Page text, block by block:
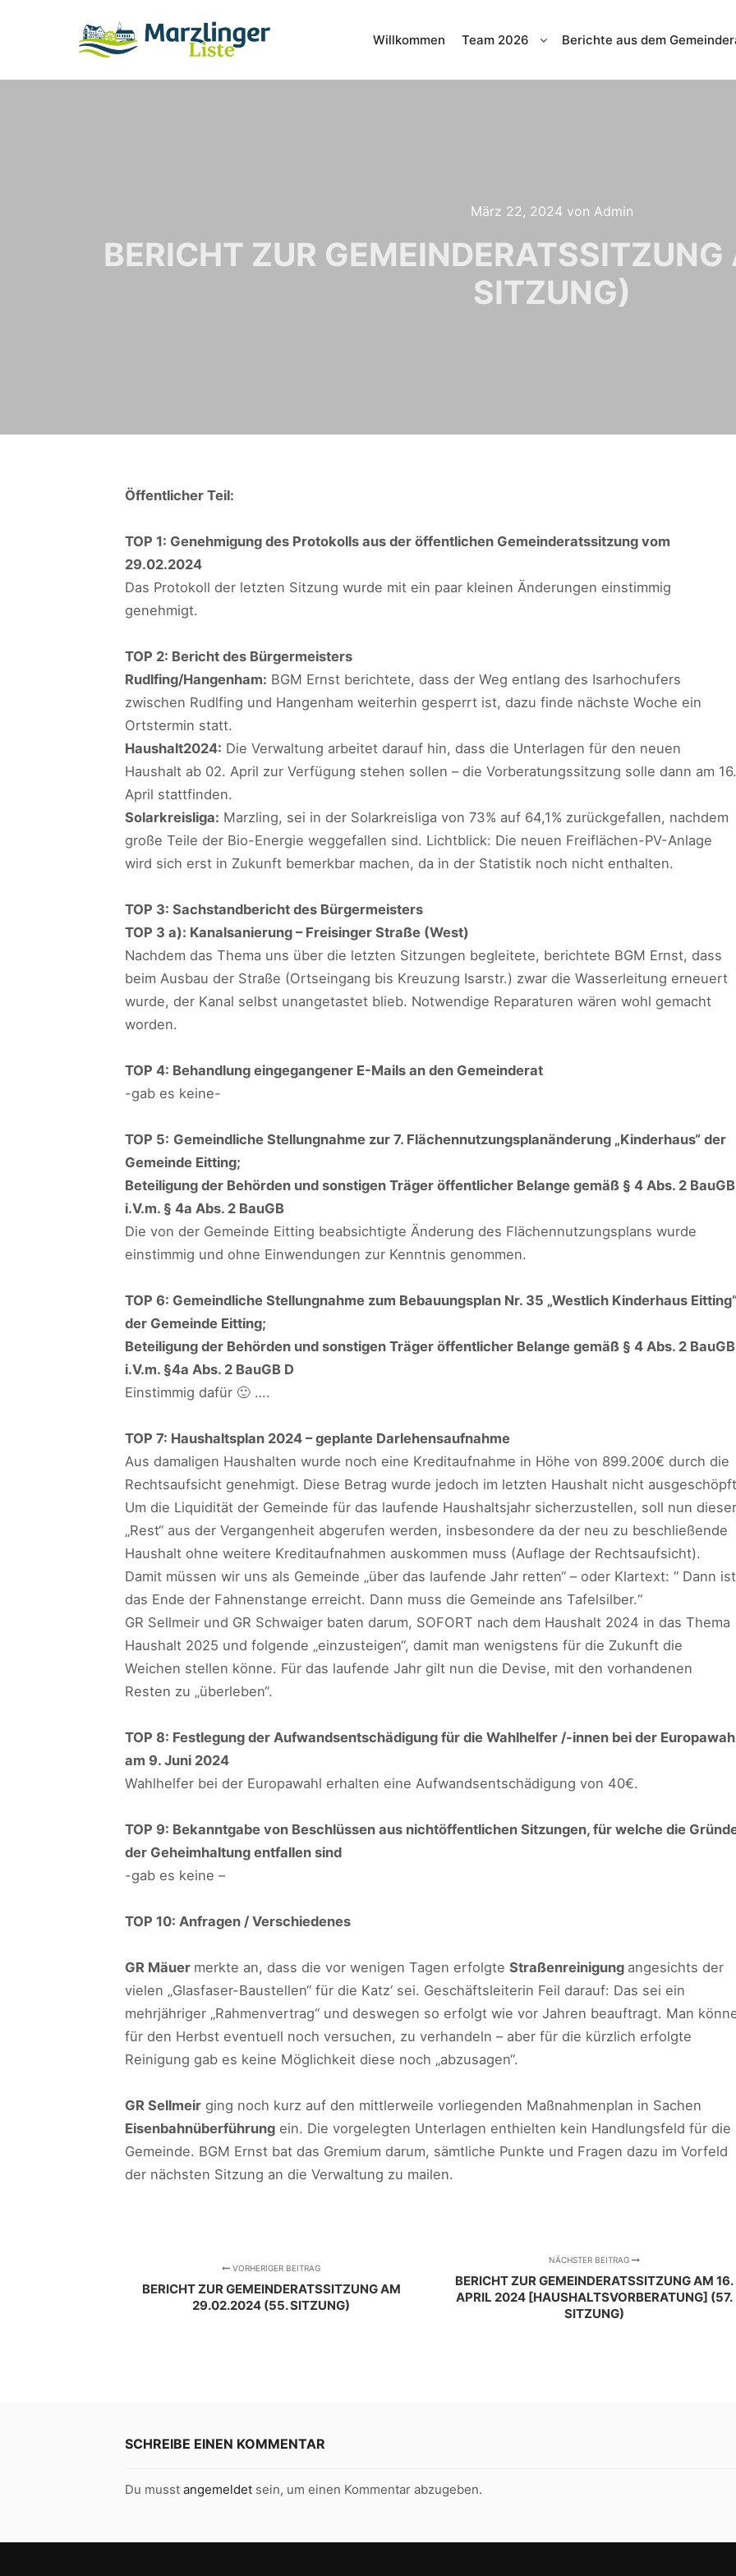
Willkommen Team 2026 Berichte aus dem
März 22, 2024 von Admin
BERICHT ZUR
SITZUNG)
Öffentlicher Teil:
TOP 1: Genehmigung des Protokolls aus der öffentlichen Gemeinderatssitzung vom
29.02.2024
Das Protokoll der letzten Sitzung wurde mit ein paar kleinen Änderungen einstimmig
genehmigt.
TOP 2: Bericht des Bürgermeisters
Rudlfing/Hangenham: BGM Ernst berichtete, dass der Weg entlang des Isarhochufers
zwischen Rudlfing und Hangenham weiterhin gesperrt ist, dazu finde nächste Woche ein
Ortstermin statt.
Haushalt2024: Die Verwaltung arbeitet darauf hin, dass die Unterlagen für den neuen
Haushalt ab 02. April zur Verfügung stehen sollen – die Vorberatungssitzung solle dann am 16.
April stattfinden.
Solarkreisliga: Marzling, sei in der Solarkreisliga von 73% auf 64,1% zurückgefallen, nachdem
große Teile der Bio-Energie weggefallen sind. Lichtblick: Die neuen Freiflächen-PV-Anlage
wird sich erst in Zukunft bemerkbar machen, da in der Statistik noch nicht enthalten.
TOP 3: Sachstandbericht des Bürgermeisters
TOP 3 a): Kanalsanierung – Freisinger Straße (West)
Nachdem das Thema uns über die letzten Sitzungen begleitete, berichtete BGM Ernst, dass
beim Ausbau der Straße (Ortseingang bis Kreuzung Isarstr.) zwar die Wasserleitung erneuert
wurde, der Kanal selbst unangetastet blieb. Notwendige Reparaturen wären wohl gemacht
worden.
TOP 4: Behandlung eingegangener E-Mails an den Gemeinderat
-gab es keine-
TOP 5: Gemeindliche Stellungnahme zur 7. Flächennutzungsplanänderung „Kinderhaus“ der
Gemeinde Eitting;
Beteiligung der Behörden und sonstigen Träger öffentlicher Belange gemäß § 4 Abs. 2 BauGB
i.V.m. § 4a Abs. 2 BauGB
Die von der Gemeinde Eitting beabsichtigte Änderung des Flächennutzungsplans wurde
einstimmig und ohne Einwendungen zur Kenntnis genommen.
TOP 6: Gemeindliche Stellungnahme zum Bebauungsplan Nr. 35 „Westlich Kinderhaus
der Gemeinde Eitting;
Beteiligung der Behörden und sonstigen Träger öffentlicher Belange gemäß § 4 Abs. 2 BauGB
i.V.m. §4a Abs. 2 BauGB D
Einstimmig dafür 🙂 ….
TOP 7: Haushaltsplan 2024 – geplante Darlehensaufnahme
Aus damaligen Haushalten wurde noch eine Kreditaufnahme in Höhe von 899.200€ durch die
Rechtsaufsicht genehmigt. Diese Betrag wurde jedoch im letzten Haushalt nicht
Um die Liquidität der Gemeinde für das laufende Haushaltsjahr sicherzustellen, soll nun dieser
„Rest“ aus der Vergangenheit abgerufen werden, insbesondere da der neu zu beschließende
Haushalt ohne weitere Kreditaufnahmen auskommen muss (Auflage der Rechtsaufsicht).
Damit müssen wir uns als Gemeinde „über das laufende Jahr retten“ – oder Klartext: “ Dann ist
das Ende der Fahnenstange erreicht. Dann muss die Gemeinde ans Tafelsilber.“
GR Sellmeir und GR Schwaiger baten darum, SOFORT nach dem Haushalt 2024 in das Thema
Haushalt 2025 und folgende „einzusteigen“, damit man wenigstens für die Zukunft die
Weichen stellen könne. Für das laufende Jahr gilt nun die Devise, mit den vorhandenen
Resten zu „überleben“.
TOP 8: Festlegung der Aufwandsentschädigung für die Wahlhelfer /-innen bei der
am 9. Juni 2024
Wahlhelfer bei der Europawahl erhalten eine Aufwandsentschädigung von 40€.
TOP 9: Bekanntgabe von Beschlüssen aus nichtöffentlichen Sitzungen, für welche die
der Geheimhaltung entfallen sind
-gab es keine –
TOP 10: Anfragen / Verschiedenes
GR Mäuer merkte an, dass die vor wenigen Tagen erfolgte Straßenreinigung angesichts der
vielen „Glasfaser-Baustellen“ für die Katz‘ sei. Geschäftsleiterin Feil darauf: Das sei ein
mehrjähriger „Rahmenvertrag“ und deswegen so erfolgt wie vor Jahren beauftragt. Man
für den Herbst eventuell noch versuchen, zu verhandeln – aber für die kürzlich erfolgte
Reinigung gab es keine Möglichkeit diese noch „abzusagen“.
GR Sellmeir ging noch kurz auf den mittlerweile vorliegenden Maßnahmenplan in Sachen
Eisenbahnüberführung ein. Die vorgelegten Unterlagen enthielten kein Handlungsfeld für die
Gemeinde. BGM Ernst bat das Gremium darum, sämtliche Punkte und Fragen dazu im Vorfeld
der nächsten Sitzung an die Verwaltung zu mailen.
VORHERIGER BEITRAG
BERICHT ZUR GEMEINDERATSSITZUNG AM
29.02.2024 (55. SITZUNG)
NÄCHSTER BEITRAG
BERICHT ZUR GEMEINDERATSSITZUNG AM 16.
APRIL 2024 [HAUSHALTSVORBERATUNG] (57.
SITZUNG)
SCHREIBE EINEN KOMMENTAR
Du musst angemeldet sein, um einen Kommentar abzugeben.